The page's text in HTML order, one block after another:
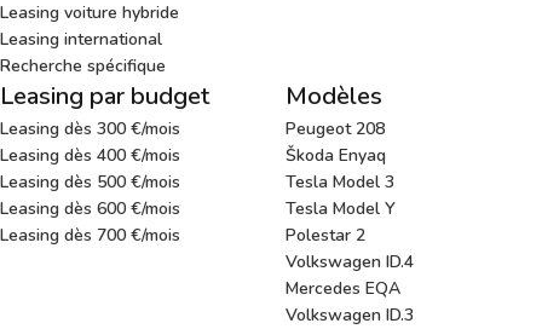
Leasing voiture hybride
Leasing international
Recherche spécifique
Leasing par budget
Leasing dès 300 €/mois
Leasing dès 400 €/mois
Leasing dès 500 €/mois
Leasing dès 600 €/mois
Leasing dès 700 €/mois
Modèles
Peugeot 208
Škoda Enyaq
Tesla Model 3
Tesla Model Y
Polestar 2
Volkswagen ID.4
Mercedes EQA
Volkswagen ID.3